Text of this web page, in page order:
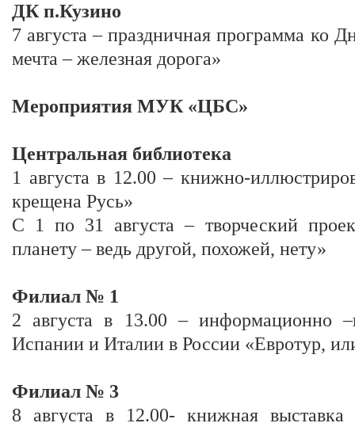
ДК п.Кузино
7 августа – праздничная программа ко
мечта – железная дорога»
Мероприятия МУК «ЦБС»
Центральная библиотека
1 августа в 12.00 – книжно-
крещена Русь»
С 1 по 31 августа – творческий
планету – ведь другой, похожей, нету»
Филиал № 1
2 августа в 13.00 – информационно
Испании и Италии в России «Евротур,
Филиал № 3
8 августа в 12.00- книжная выставка